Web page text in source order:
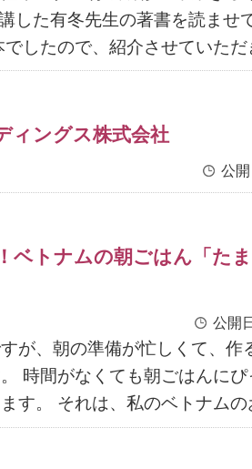
した有冬先生の著書を読ませ
したので、紹介させていただ
ィングス株式会社
公
ベトナムの朝ごはん「た
公開
が、朝の準備が忙しくて、作
時間がなくても朝ごはんに
す。 それは、私のベトナムの